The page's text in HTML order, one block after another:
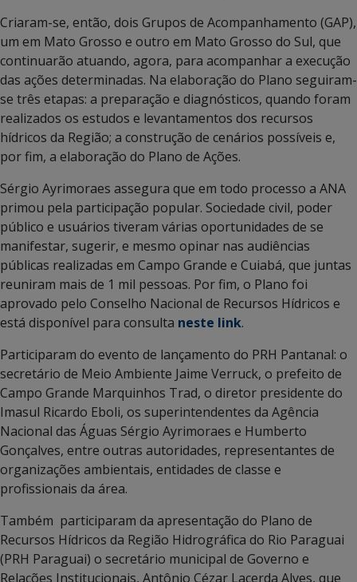
Criaram-se, então, dois Grupos de Acompanhamento (GAP),
um em Mato Grosso e outro em Mato Grosso do Sul, que
continuarão atuando, agora, para acompanhar a execução
das ações determinadas. Na elaboração do Plano seguiram-
se três etapas: a preparação e diagnósticos, quando foram
realizados os estudos e levantamentos dos recursos
hídricos da Região; a construção de cenários possíveis e,
por fim, a elaboração do Plano de Ações.
Sérgio Ayrimoraes assegura que em todo processo a ANA
primou pela participação popular. Sociedade civil, poder
público e usuários tiveram várias oportunidades de se
manifestar, sugerir, e mesmo opinar nas audiências
públicas realizadas em Campo Grande e Cuiabá, que juntas
reuniram mais de 1 mil pessoas. Por fim, o Plano foi
aprovado pelo Conselho Nacional de Recursos Hídricos e
está disponível para consulta neste link.
Participaram do evento de lançamento do PRH Pantanal: o
secretário de Meio Ambiente Jaime Verruck, o prefeito de
Campo Grande Marquinhos Trad, o diretor presidente do
Imasul Ricardo Eboli, os superintendentes da Agência
Nacional das Águas Sérgio Ayrimoraes e Humberto
Gonçalves, entre outras autoridades, representantes de
organizações ambientais, entidades de classe e
profissionais da área.
Também participaram da apresentação do Plano de
Recursos Hídricos da Região Hidrográfica do Rio Paraguai
(PRH Paraguai) o secretário municipal de Governo e
Relações Institucionais, Antônio Cézar Lacerda Alves, que